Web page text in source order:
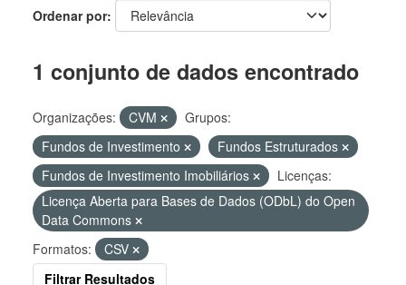
Ordenar por
1 conjunto de dados encontrado
Organizações: CVM
Grupos:
Fundos de Investimento
Fundos Estruturados
Fundos de Investimento Imobiliários
Licenças:
Licença Aberta para Bases de Dados (ODbL) do Open
Data Commons
Formatos:
CSV
Filtrar Resultados